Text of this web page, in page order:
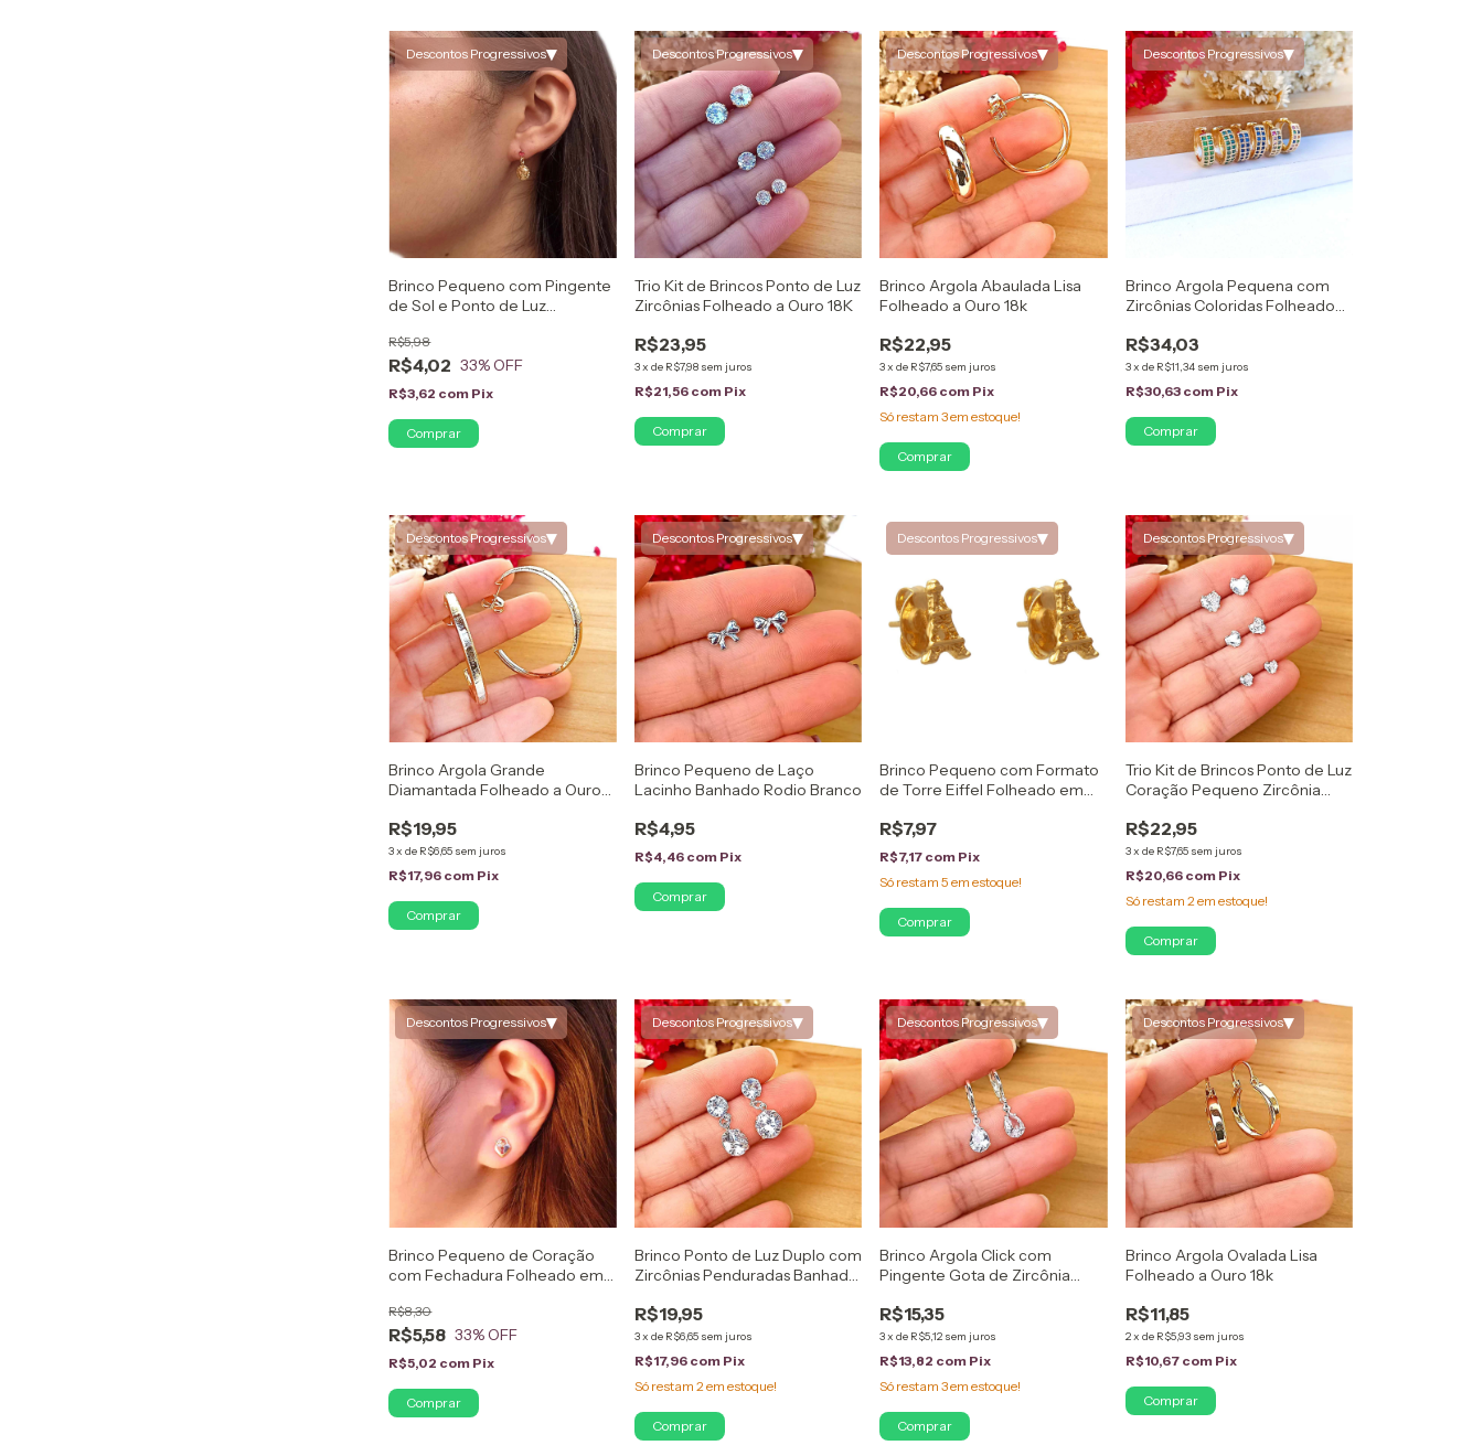
Descontos Progressivos▾
Brinco Pequeno com Pingente
de Sol e Ponto de Luz
R$4,02
R$5,98
33% OFF
R$3,62 com Pix
Comprar
Descontos Progressivos▾
Trio Kit de Brincos Ponto de Luz
Zircônias Folheado a Ouro 18K
R$23,95
3x de R$7,98 sem juros
R$21,56 com Pix
Descontos Progressivos▾
Brinco Argola Abaulada Lisa
Folheado a Ouro 18k
R$22,95
3xde R$7,65 sem juros
R$20,66 com Pix
Só restam3em estoque!
Descontos Progressivos▾
Brinco Argola Pequena com
Zircônias Coloridas Folheado
R$34,03
3x de R$11,34 sem juros
R$30,63 com Pix
Comprar
Descontos Progressivos▾
Brinco Argola Grande
Diamantada Folheado a Ouro
R$19,95
3xde R$6,65 sem juros
R$17,96 com Pix
Descontos Progressivos▾
Brinco Pequeno de Laço
Lacinho Banhado Rodio Branco
R$4,95
R$4,46 com Pix
Descontos Progressivos▾
Brinco Pequeno com Formato
de Torre Eiffel Folheado em
R$7,97
R$7,17 com Pix
Só restam5 em estoque!
Descontos Progressivos▾
Trio Kit de Brincos Ponto de Luz
Coração Pequeno Zircônia
R$22,95
3x de R$7,65 sem juros
R$20,66 com Pix
Só restam 2em estoque!
Descontos Progressivos▾
Brinco Pequeno de Coração
com Fechadura Folheado em
R$5,58
R$8,30
33% OFF
R$5,02 com Pix
Descontos Progressivos▾
Brinco Ponto de Luz Duplo com
Zircônias Penduradas Banhado
R$19,95
3x de R$6,65 sem juros
R$17,96 com Pix
Só restam 2 em estoque!
Descontos Progressivos▾
Brinco Argola Click com
Pingente Gota de Zircônia
R$15,35
3xde R$5,12 sem juros
R$13,82 com Pix
Só restam3em estoque!
Descontos Progressivos▾
Brinco Argola Ovalada Lisa
Folheado a Ouro 18k
R$11,85
2x de R$5,93 sem juros
R$10,67 com Pix